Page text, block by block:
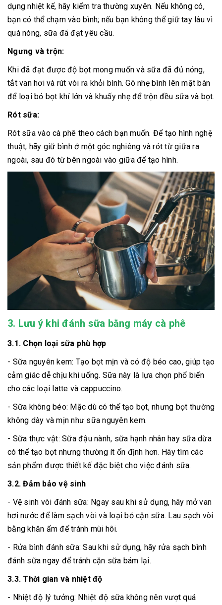
dụng nhiệt kế, hãy kiểm tra thường xuyên. Nếu không có,
bạn có thể chạm vào bình; nếu bạn không thể giữ tay lâu vì
quá nóng, sữa đã đạt yêu cầu.
Ngưng và trộn:
Khi đã đạt được độ bọt mong muốn và sữa đã đủ nóng,
tắt van hơi và rút vòi ra khỏi bình. Gõ nhẹ bình lên mặt bàn
để loại bỏ bọt khí lớn và khuấy nhẹ để trộn đều sữa và bọt.
Rót sữa:
Rót sữa vào cà phê theo cách bạn muốn. Để tạo hình nghệ
thuật, hãy giữ bình ở một góc nghiêng và rót từ giữa ra
ngoài, sau đó từ bên ngoài vào giữa để tạo hình.
3. Lưu ý khi đánh sữa bằng máy cà phê
3.1. Chọn loại sữa phù hợp
- Sữa nguyên kem: Tạo bọt mịn và có độ béo cao, giúp tạo
cảm giác dễ chịu khi uống. Sữa này là lựa chọn phổ biến
cho các loại latte và cappuccino.
- Sữa không béo: Mặc dù có thể tạo bọt, nhưng bọt thường
không dày và mịn như sữa nguyên kem.
- Sữa thực vật: Sữa đậu nành, sữa hạnh nhân hay sữa dừa
có thể tạo bọt nhưng thường ít ổn định hơn. Hãy tìm các
sản phẩm được thiết kế đặc biệt cho việc đánh sữa.
3.2. Đảm bảo vệ sinh
- Vệ sinh vòi đánh sữa: Ngay sau khi sử dụng, hãy mở van
hơi nước để làm sạch vòi và loại bỏ cặn sữa. Lau sạch vòi
bằng khăn ẩm để tránh mùi hôi.
- Rửa bình đánh sữa: Sau khi sử dụng, hãy rửa sạch bình
đánh sữa ngay để tránh cặn sữa bám lại.
3.3. Thời gian và nhiệt độ
- Nhiệt độ lý tưởng: Nhiệt độ sữa không nên vượt quá